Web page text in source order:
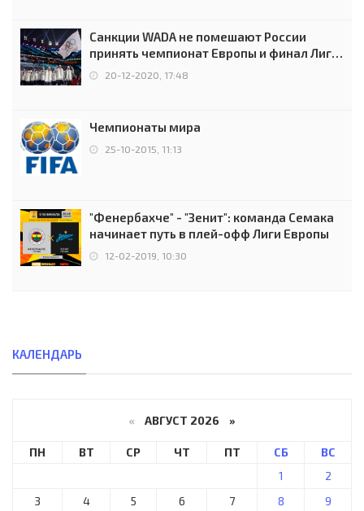
Санкции WADA не помешают России
принять чемпионат Европы и финал Лиги
чемпионов.
20-12-2020, 17:48
Чемпионаты мира
25-10-2015, 11:13
"Фенербахче" - "Зенит": команда Семака
начинает путь в плей-офф Лиги Европы
12-02-2019, 10:30
КАЛЕНДАРЬ
« АВГУСТ 2026 »
ПН ВТ СР ЧТ ПТ СБ
ВС
1
2
3
4 5 6 7 8
9